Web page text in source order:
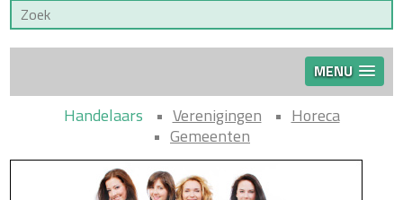
MENU
Handelaars Verenigingen
Horeca
Gemeenten